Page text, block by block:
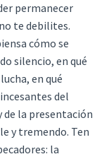
permanecer
te debilites.
cómo se
silencio, en qué
en qué
del
de la presentación
y tremendo. Ten
la